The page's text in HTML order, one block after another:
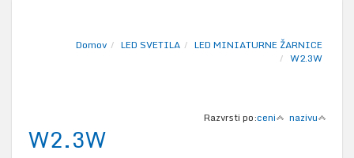
Domov LED SVETILA
LED MINIATURNE ŽARNICE
W2.3W
Razvrsti po:ceni nazivu
W2.3W